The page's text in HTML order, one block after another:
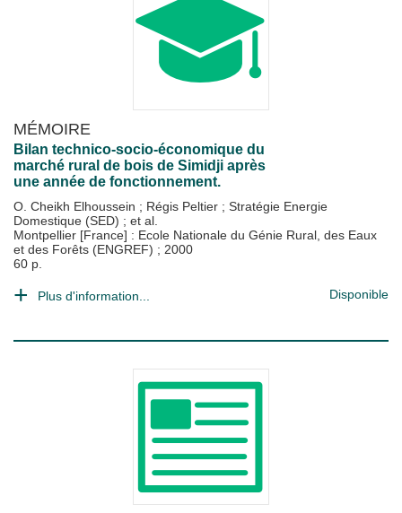
MÉMOIRE
Bilan technico-socio-économique du
marché rural de bois de Simidji après
une année de fonctionnement.
O. Cheikh Elhoussein ; Régis Peltier ; Stratégie Energie
Domestique (SED) ; et al.
Montpellier [France] : Ecole Nationale du Génie Rural, des Eaux
et des Forêts (ENGREF) ; 2000
60 p.
Plus d'information... Disponible